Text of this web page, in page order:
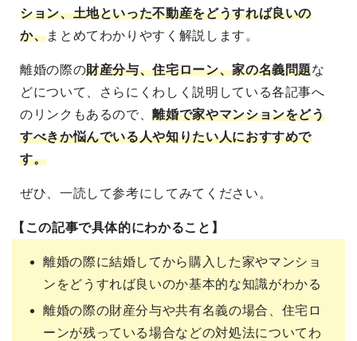
ション、土地といった不動産をどうすれば良いの
か、まとめてわかりやすく解説します。
離婚の際の財産分与、住宅ローン、家の名義問題な
どについて、さらにくわしく説明している各記事へ
のリンクもあるので、離婚で家やマンションをどう
すべきか悩んでいる人や知りたい人におすすめで
す。
ぜひ、一読して参考にしてみてください。
【この記事で具体的にわかること】
離婚の際に結婚してから購入した家やマンショ
ンをどうすれば良いのか基本的な知識がわかる
離婚の際の財産分与や共有名義の場合、住宅ロ
ーンが残っている場合などの対処法についてわ